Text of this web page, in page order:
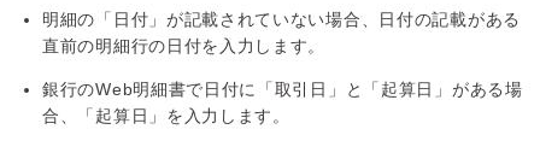
明細の「日付」が記載されていない場合、日付の記載がある
直前の明細行の日付を入力します。
銀行のWeb明細書で日付に「取引日」と「起算日」がある場
合、「起算日」を入力します。